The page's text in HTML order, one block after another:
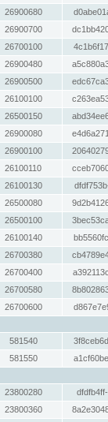
26900680
26900700
26700100
26900480
26900500
26100100
26500150
26900080
26900100
26100110
26100130
26500080
26500100
26100140
26700380
26700400
26700580
26700600
581540
581550
23800280
23800360